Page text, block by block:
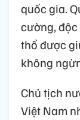
quốc gia.
cường,
thổ được
không
Chủ tịch
Việt Nam